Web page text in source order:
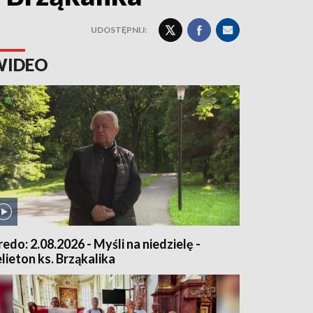
UDOSTĘPNIJ:
2.08.2026 - Myśli na niedzielę -
ks. Brząkalika